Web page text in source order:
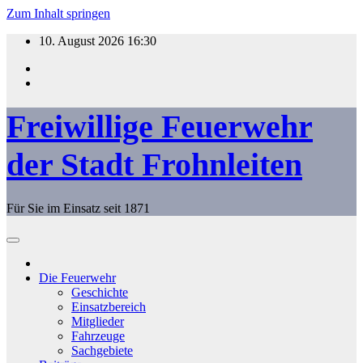
Zum Inhalt springen
10. August 2026 16:30
Freiwillige Feuerwehr
der Stadt Frohnleiten
Für Sie im Einsatz seit 1871
Die Feuerwehr
Geschichte
Einsatzbereich
Mitglieder
Fahrzeuge
Sachgebiete